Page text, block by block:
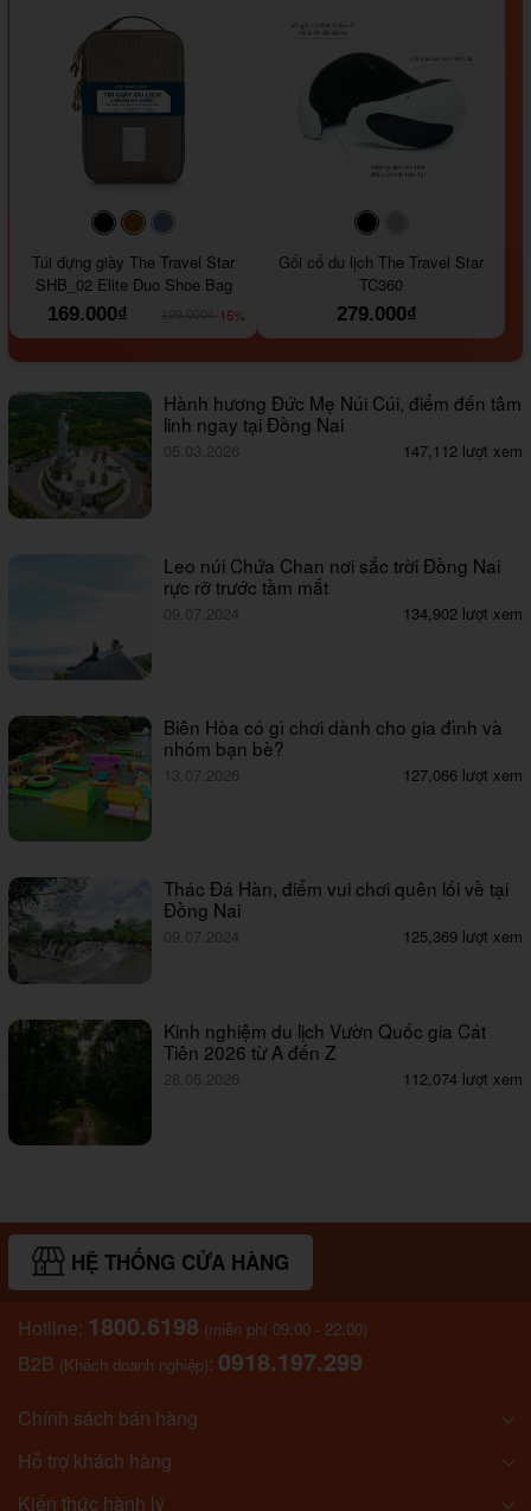
#000000#964B00
Túi đựng giày The Travel Star
SHB_02 Elite Duo Shoe Bag
169.000₫
-15%
#000000
Gối cổ du lịch The Travel Star
TC360
279.000₫
Hành hương Đức Mẹ Núi Cúi, điểm đến tâm
linh ngay tại Đồng Nai
05.03.2026 147,112 lượt xem
Leo núi Chứa Chan nơi sắc trời Đồng Nai
rực rỡ trước tầm mắt
09.07.2024 134,902 lượt xem
Biên Hòa có gì chơi dành cho gia đình và
nhóm bạn bè?
13.07.2026 127,066 lượt xem
Thác Đá Hàn, điểm vui chơi quên lối về tại
Đồng Nai
09.07.2024 125,369 lượt xem
Kinh nghiệm du lịch Vườn Quốc gia Cát
Tiên 2026 từ A đến Z
28.05.2026 112,074 lượt xem
HỆ THỐNG CỬA HÀNG
Hotline: 1800.6198 (miễn phí 09:00 - 22:00)
B2B (Khách doanh nghiệp): 0918.197.299
Chính sách bán hàng
Hỗ trợ khách hàng
Kiến thức hành lý